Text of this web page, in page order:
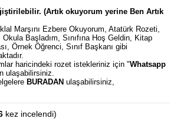
(Artık okuyorum yerine Ben Artık
Marşını Ezbere Okuyorum, Atatürk Rozeti,
Başladım, Sınıfına Hoş Geldin, Kitap
Örnek Öğrenci, Sınıf Başkanı gibi
haricindeki rozet istekleriniz için "Whatsapp
ulaşabilirsiniz.
BURADAN ulaşabilirsiniz,
kez incelendi)